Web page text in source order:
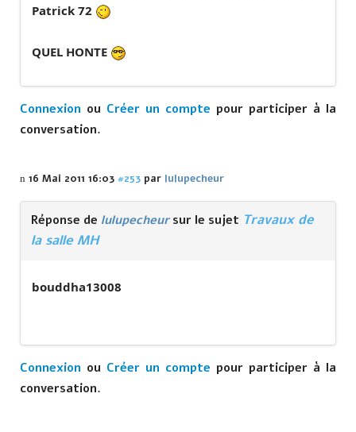
Patrick 72
QUEL HONTE
Connexion ou Créer un compte pour participer à la
conversation.
16 Mai 2011 16:03 #253 par lulupecheur
Réponse de lulupecheursur le sujet Travaux de
la salle MH
bouddha13008
Connexion ou Créer un compte pour participer à la
conversation.